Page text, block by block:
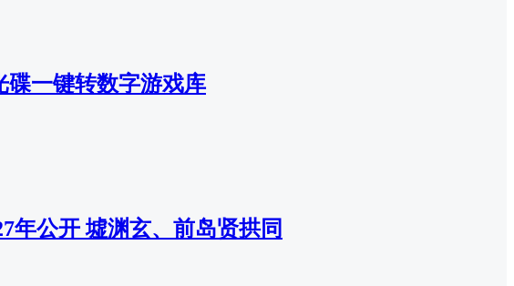
碟一键转数字游戏库
年公开 墟渊玄、前岛贤拱同